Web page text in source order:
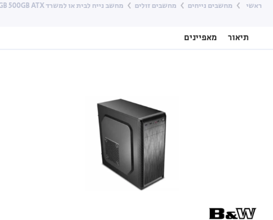
ראשי מחשבים נייחים מחשבים זולים מחשב נייח לבית או למשרד i7-12700 16GB 500GB ATX
תיאור מאפיינים